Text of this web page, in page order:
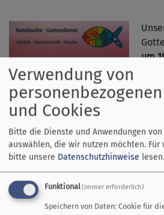
um
Frei
Frei sein durch…
Verwendung von
und Cookies
Bitte die Dienste und Anwendungen
auswählen, die wir nutzen möchten. Für
bitte unsere Datenschutzhinweise lesen.
Funktional(immer erforderlich)
Speichern von Daten: Cookie für